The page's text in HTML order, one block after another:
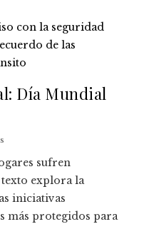
Día Mundial
sufren
texto explora la
iniciativas
más protegidos para